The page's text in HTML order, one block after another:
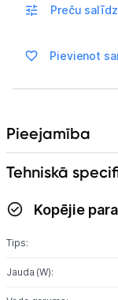
Maizes
Ūdens
Mazās
Preču
Pievienot
Pieejamība
Tehniskā
Kopējie
Tips:
Jauda (W):